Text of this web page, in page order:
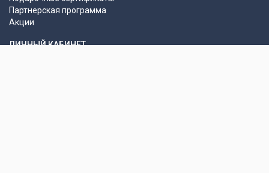
Партнерская программа
Акции
ЛИЧНЫЙ КАБИНЕТ